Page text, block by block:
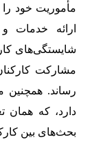
مأموریت خود
ارائه خدمات
شایستگی‌های
مشارکت
رساند. همچنین
دارد، که همان
بحث‌های بین